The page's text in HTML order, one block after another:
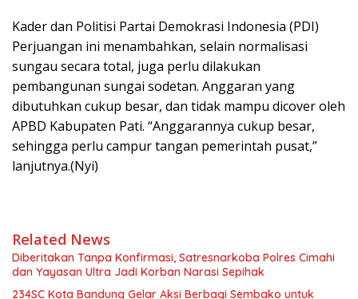
Kader dan Politisi Partai Demokrasi Indonesia (PDI)
Perjuangan ini menambahkan, selain normalisasi
sungau secara total, juga perlu dilakukan
pembangunan sungai sodetan. Anggaran yang
dibutuhkan cukup besar, dan tidak mampu dicover oleh
APBD Kabupaten Pati. “Anggarannya cukup besar,
sehingga perlu campur tangan pemerintah pusat,”
lanjutnya.(Nyi)
Related News
Diberitakan Tanpa Konfirmasi, Satresnarkoba Polres Cimahi
dan Yayasan Ultra Jadi Korban Narasi Sepihak
234SC Kota Bandung Gelar Aksi Berbagi Sembako untuk